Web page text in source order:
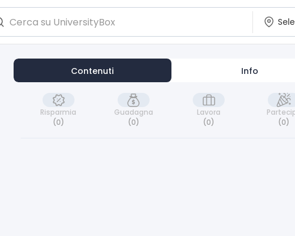
Contenuti Info
Risparmia
(0)
Guadagna
(0)
Lavora
(0)
(0)